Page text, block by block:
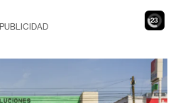
21
PUBLICIDAD